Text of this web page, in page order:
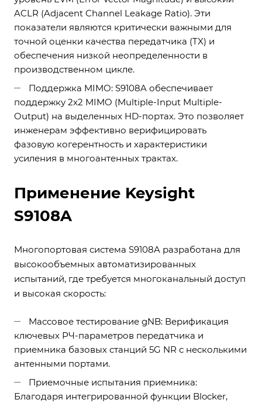
ACLR (Adjacent Channel Leakage Ratio). Эти
показатели являются критически важными для
точной оценки качества передатчика (TX) и
обеспечения низкой неопределенности в
производственном цикле.
Поддержка MIMO: S9108A обеспечивает
поддержку 2x2 MIMO (Multiple-Input Multiple-
Output) на выделенных HD-портах. Это позволяет
инженерам эффективно верифицировать
фазовую когерентность и характеристики
усиления в многоантенных трактах.
Применение Keysight
S9108A
Многопортовая система S9108A разработана для
высокообъемных автоматизированных
испытаний, где требуется многоканальный доступ
и высокая скорость:
Массовое тестирование gNB: Верификация
ключевых РЧ-параметров передатчика и
приемника базовых станций 5G NR с несколькими
антенными портами.
Приемочные испытания приемника:
Благодаря интегрированной функции Blocker,